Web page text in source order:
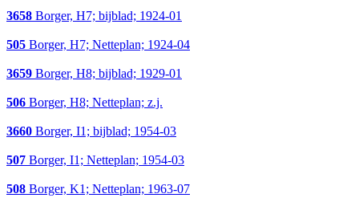
3658 Borger, H7; bijblad; 1924-01
505 Borger, H7; Netteplan; 1924-04
3659 Borger, H8; bijblad; 1929-01
506 Borger, H8; Netteplan; z.j.
3660 Borger, I1; bijblad; 1954-03
507 Borger, I1; Netteplan; 1954-03
508 Borger, K1; Netteplan; 1963-07